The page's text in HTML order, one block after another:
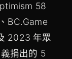
58
BC.Game
2023 年眾
捐出的 5